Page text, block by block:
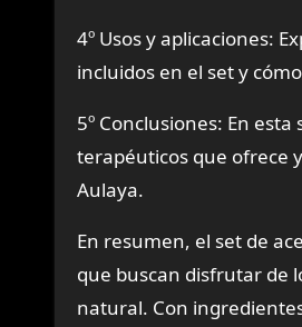
4º Usos y aplicaciones:
incluidos en el set y
5º Conclusiones: En
terapéuticos que ofrece
Aulaya.
En resumen, el set de
que buscan disfrutar de
natural. Con